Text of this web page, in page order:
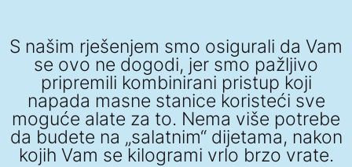
S našim rješenjem smo osigurali da Vam
se ovo ne dogodi, jer smo pažljivo
pripremili kombinirani pristup koji
napada masne stanice koristeći sve
moguće alate za to. Nema više potrebe
da budete na „salatnim“ dijetama, nakon
kojih Vam se kilogrami vrlo brzo vrate.